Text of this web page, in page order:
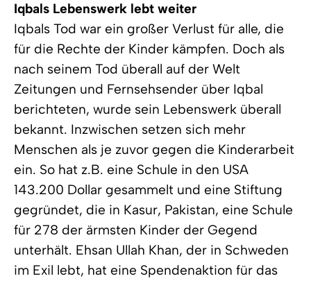
Iqbals Lebenswerk lebt weiter
Iqbals Tod war ein großer Verlust für alle, die
für die Rechte der Kinder kämpfen. Doch als
nach seinem Tod überall auf der Welt
Zeitungen und Fernsehsender über Iqbal
berichteten, wurde sein Lebenswerk überall
bekannt. Inzwischen setzen sich mehr
Menschen als je zuvor gegen die Kinderarbeit
ein. So hat z.B. eine Schule in den USA
143.200 Dollar gesammelt und eine Stiftung
gegründet, die in Kasur, Pakistan, eine Schule
für 278 der ärmsten Kinder der Gegend
unterhält. Ehsan Ullah Khan, der in Schweden
im Exil lebt, hat eine Spendenaktion für das